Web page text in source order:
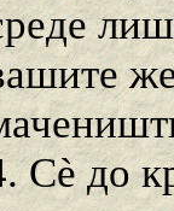
Сѐ до